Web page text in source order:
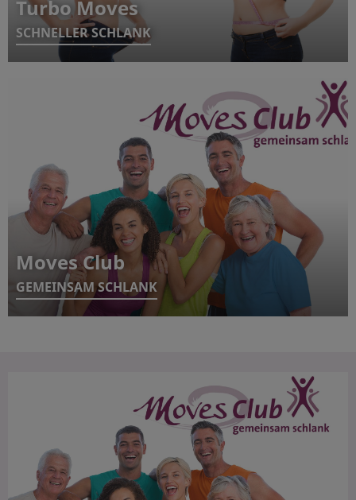
Turbo Moves
SCHNELLER SCHLANK
Moves Club
GEMEINSAM SCHLANK